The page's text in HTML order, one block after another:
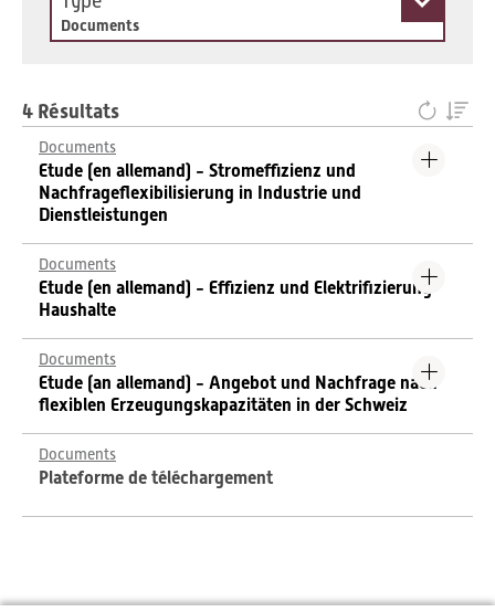
Documents
4 Résultats
Documents
Etude (en allemand) - Stromeffizienz und
Nachfrageflexibilisierung in Industrie und
Dienstleistungen
Documents
Etude (en allemand) - Effizienz und Elektrifizierung
Haushalte
Documents
Etude (an allemand) - Angebot und Nachfrage nach
flexiblen Erzeugungskapazitäten in der Schweiz
Documents
Plateforme de téléchargement